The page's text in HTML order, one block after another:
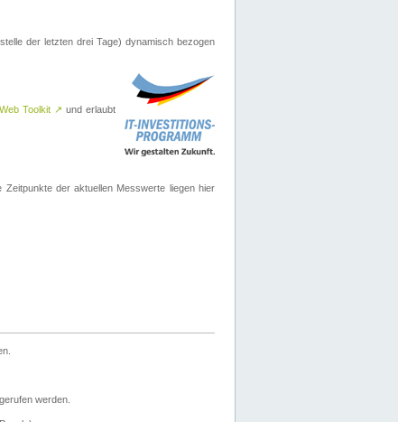
der letzten drei Tage) dynamisch bezogen
Toolkit ↗ und erlaubt
Zeitpunkte der aktuellen Messwerte liegen hier
werden.